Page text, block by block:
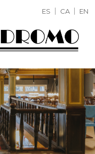
ES CA EN